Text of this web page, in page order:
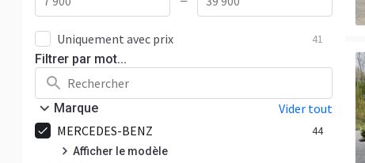
Uniquement avec prix 41
Filtrer par mot...
Marque
Vider tout
MERCEDES-BENZ
44
Afficher le modèle